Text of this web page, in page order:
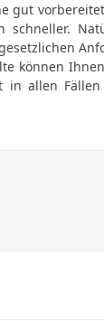
gut
können
allen